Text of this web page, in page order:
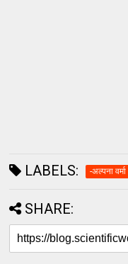
LABELS: -अल्पना वर्मा
SHARE: